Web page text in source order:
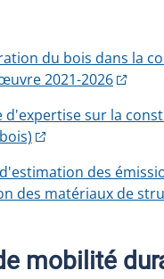
du bois dans la
2021-2026
d'expertise sur la
des
des matériaux de
mobilité